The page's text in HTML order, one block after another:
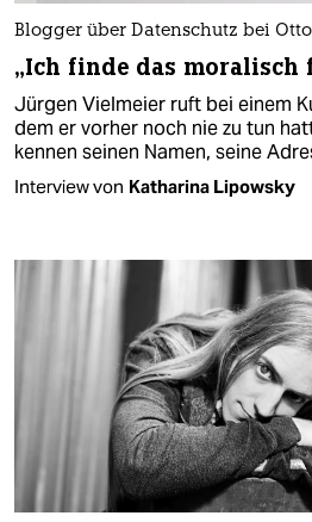
Blogger über Datenschutz bei Otto
„Ich finde das
Jürgen Vielmeier ruft bei einem
dem er vorher noch nie zu tun
kennen seinen Namen, seine
Interview von Katharina Lipowsky